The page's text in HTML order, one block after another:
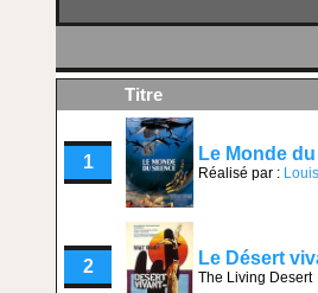
Titre
1 Le Monde
Réalisé par :
2 Le Désert
The Living Desert